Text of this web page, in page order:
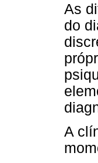
As
do
A